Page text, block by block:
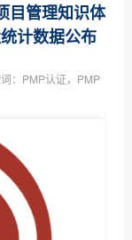
目管理知识体
计数据公布
：PMP认证，PMP